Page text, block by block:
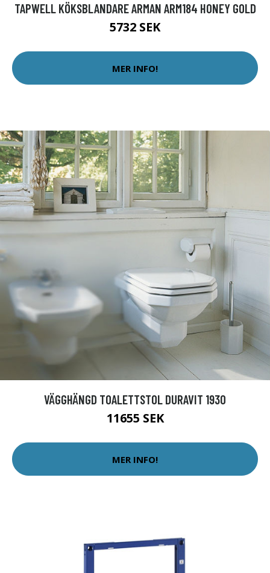
TAPWELL KÖKSBLANDARE ARMAN ARM184 HONEY GOLD
5732 SEK
MER INFO!
VÄGGHÄNGD TOALETTSTOL DURAVIT 1930
11655 SEK
MER INFO!